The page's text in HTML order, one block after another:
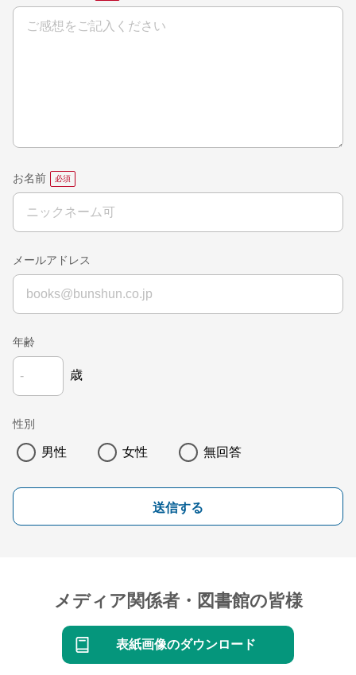
お名前
メールアドレス
年齢
歳
性別
男性 女性 無回答
送信する
メディア関係者・図書館の皆様
表紙画像のダウンロード